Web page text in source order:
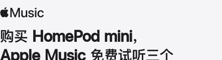
购买 HomePod mini，
Apple Music 免费试听三个